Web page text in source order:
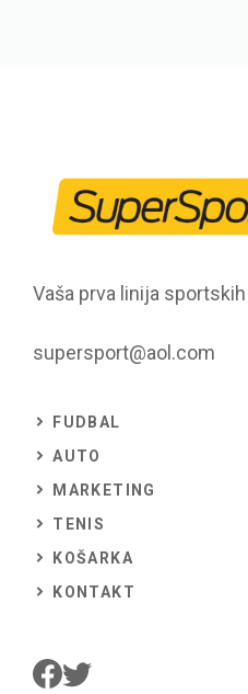
Vaša prva linija
supersport@aol.com
FUDBAL
AUTO
MARKETING
TENIS
KOŠARKA
KONTAKT